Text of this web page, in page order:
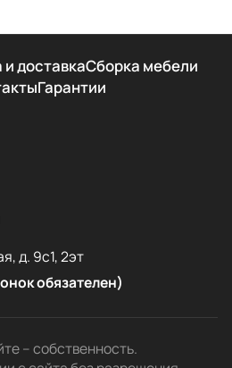
доставкаСборка мебели
Гарантии
д. 9с1, 2эт
обязателен)
– собственность.